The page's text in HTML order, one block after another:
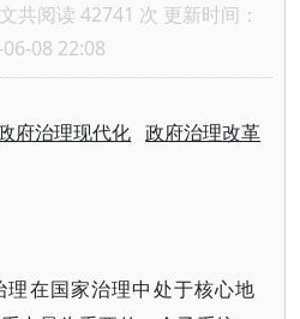
共阅读 42741 次 更新时间：
08 22:08
府治理现代化 政府治理改革
理在国家治理中处于核心地